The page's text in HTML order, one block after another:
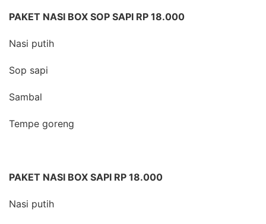
PAKET NASI BOX SOP SAPI RP 18.000
Nasi putih
Sop sapi
Sambal
Tempe goreng
PAKET NASI BOX SAPI RP 18.000
Nasi putih